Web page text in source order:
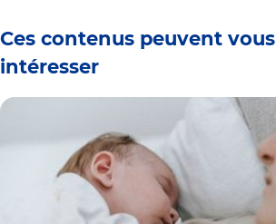
Ces contenus peuvent vous
intéresser